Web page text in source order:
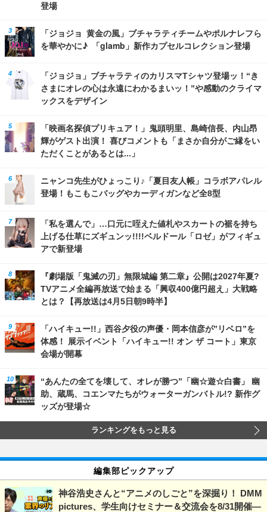
登場
「ジョジョ 黄金の風」ブチャラティチームやポルナレフら
を華やかに♪ 「glamb」新作カプセルコレクション登場
「ジョジョ」ブチャラティのカリスマTシャツ登場ッ！“き
さまにオレの心は永遠にわかるまいッ！”や感動のクライマ
ックスをデザイン
「映画名探偵プリキュア！」鬼頭明里、島崎信長、内山昂
輝がゲスト出演！ 喜びコメントも「まさか自分がご縁をい
ただくことがあるとは...」
ニャンコ先生がひょっこり♪「夏目友人帳」コラボアパレル
登場！もこもこバッグやカーディガンなど全8型
「私を選んで」…口元に咥えた値札やスカートの裾を持ち
上げる仕草にズギュンッ!!!!ベルドール「ロゼ」がフィギュ
アで新登場
『劇場版「鬼滅の刃」無限城編 第二章』公開は2027年夏?
TVアニメ全編再放送で始まる「興収400億円超え」大戦略
とは？【再放送は4月5日朝9時半】
「ハイキュー!!」西谷夕役の声優・岡本信彦が”リベロ”を
体感！ 展示イベント「ハイキュー!! オン ザ コート」東京
会場が開幕
“あんたの全てを壊して、オレが勝つ”「幽☆遊☆白書」 幽
助、蔵馬、コエンマたちがウォーターガンバトル!? 新作グ
ッズが登場☆
ランキングをもっと見る
編集部ピックアップ
神谷浩史さんと“アニメのしごと”を深掘り！ DMM
pictures、学生向けセミナー＆交流会を8/31開催―